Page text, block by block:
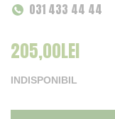
031 433 44 44
205,00LEI
INDISPONIBIL